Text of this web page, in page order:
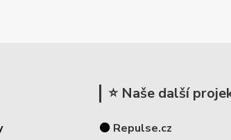
⭐ Naše další
⚫ Repulse.cz